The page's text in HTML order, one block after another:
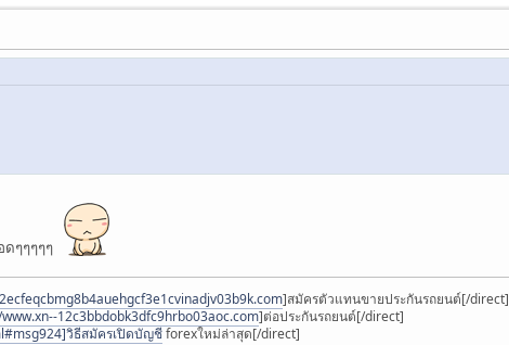
ๆๆๆๆๆ
]สมัครตัวแทนขายประกันรถยนต์[/direct]
12c3bbdobk3dfc9hrbo03aoc.com]ต่อประกันรถยนต์[/direct]
วิธีสมัครเปิดบัญชีforexใหม่ล่าสุด[/direct]